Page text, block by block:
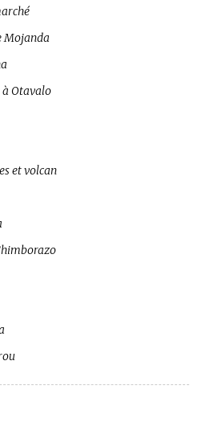
Mojanda
Otavalo
et volcan